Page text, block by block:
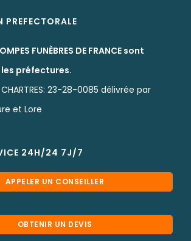
FUNÈBRES DE FRANCE sont
préfectures.
23-28-0085 délivrée par
et Lore
24H/24 7J/7
APPELER UN CONSEILLER
OBTENIR UN DEVIS